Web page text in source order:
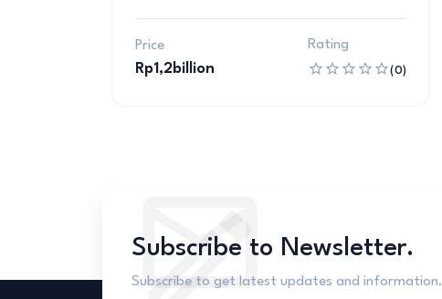
Price
Rp1,2billion
Rating
(0)
Subscribe to Newsletter.
Subscribe to get latest updates and information.